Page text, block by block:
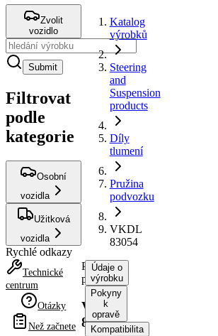
Zvolit
vozidlo
Submit
Filtrovat
podle
kategorie
Osobní
vozidla
Užitková
vozidla
Rychlé odkazy
Technické
centrum
Otázky
Než začnete
Katalog
výrobků
Steering
and
Suspension
products
Díly
tlumení
Pružina
podvozku
VKDL
83054
Pružina
podvozku
VKDL
83054
Údaje o
výrobku
Pokyny
k
opravě
Kompatibilita